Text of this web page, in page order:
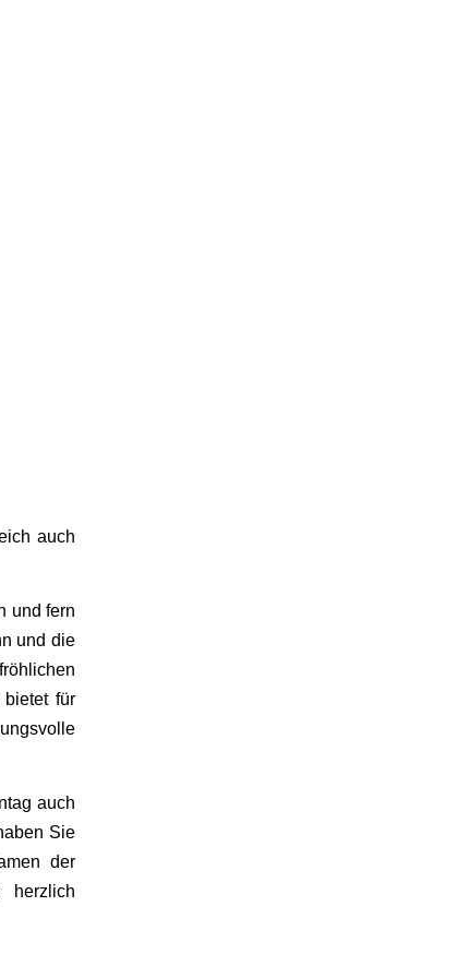
auch
und fern
und die
bietet für
auch
Sie
der
herzlich